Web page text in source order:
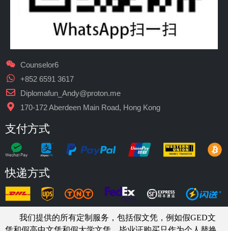
Counselor6
+852 6591 3617
Diplomafun_Andy@proton.me
170-172 Aberdeen Main Road, Hong Kong
支付方式
快递方式
我们提供的所有定制服务，包括假文凭，例如假GED文